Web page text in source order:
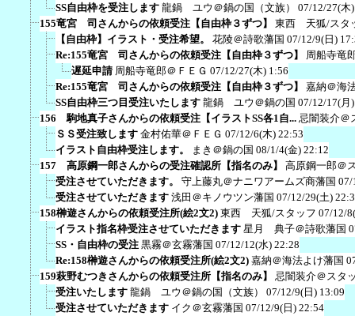
SS自由枠を受注します 龍鍋 ユウ＠鍋の国（文族）
07/12/27(木
155竜宮 司さんからの依頼受注【自由枠３ずつ】
東西 天狐/スタ
【自由枠】イラスト・受注希望。
花陵＠詩歌藩国 07/12/9(日)
Re:155竜宮 司さんからの依頼受注【自由枠３ずつ】
周船寺竜
遅延申請 周船寺竜郎＠ＦＥＧ 07/12/27(木) 1:56
Re:155竜宮 司さんからの依頼受注【自由枠３ずつ】
嘉納＠海
SS自由枠三つ目受注いたします 龍鍋 ユウ＠鍋の国 07/12/17(月
156 駒地真子さんからの依頼受注【イラストSS各1自... 忌闇装介＠
ＳＳ受注致します 金村佑華＠ＦＥＧ 07/12/6(木) 22:53
イラスト自由枠受注します。
まき＠鍋の国 08/1/4(金) 22:12
157 高原鋼一郎さんからの受注確認所【指名のみ】
高原鋼一郎＠
受注させていただきます。
守上藤丸＠ナニワアームズ商藩国 07/
受注させていただきます 浅田＠キノウツン藩国 07/12/29(土)
158榊遊さんからの依頼受注所(絵2文2) 東西 天狐/スタッフ 07/12/
イラスト指名枠受注させていただきます 星月 典子＠詩歌藩国
SS・自由枠の受注 黒霧＠玄霧藩国 07/12/12(水) 22:28
Re:158榊遊さんからの依頼受注所(絵2文2) 嘉納＠海法よけ藩国
159萩野むつきさんからの依頼受注所【指名のみ】
忌闇装介＠スタ
受注いたします 龍鍋 ユウ＠鍋の国（文族）
07/12/9(日) 13:09
受注させていただきます イク＠玄霧藩国 07/12/9(日) 22:54